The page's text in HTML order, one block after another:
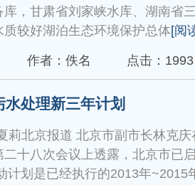
，甘肃省刘家峡水库、湖南省
质较好湖泊生态环境保护总体[阅
作者：佚名 点击：1993
水处理新三年计划
莉北京报道 北京市副市长林克
二十八次会议上透露，北京市已
计划是已经执行的2013年~2015